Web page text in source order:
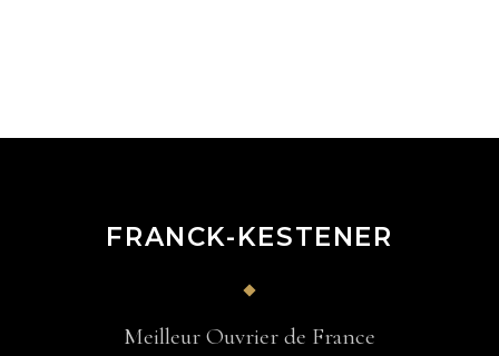
FRANCK-KESTENER
Meilleur Ouvrier de France